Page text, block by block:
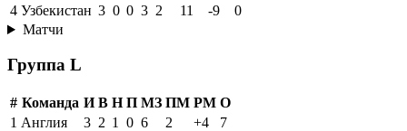
4 Узбекистан 3 0 0 3 2 11 -9
0
Матчи
Группа L
# Команда И В Н П МЗ ПМ РМ О
1 Англия 3 2 1 0 6 2 +4
7